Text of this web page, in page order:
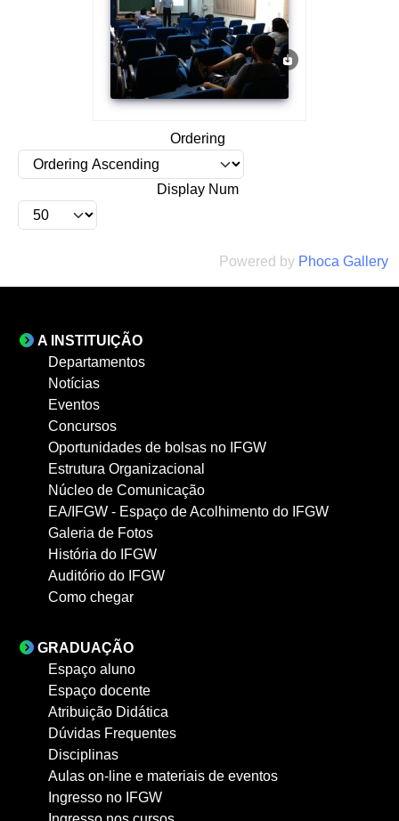
Ordering
Display Num
Powered by Phoca Gallery
A INSTITUIÇÃO
Departamentos
Notícias
Eventos
Concursos
Oportunidades de bolsas no IFGW
Estrutura Organizacional
Núcleo de Comunicação
EA/IFGW - Espaço de Acolhimento do IFGW
Galeria de Fotos
História do IFGW
Auditório do IFGW
Como chegar
GRADUAÇÃO
Espaço aluno
Espaço docente
Atribuição Didática
Dúvidas Frequentes
Disciplinas
Aulas on-line e materiais de eventos
Ingresso no IFGW